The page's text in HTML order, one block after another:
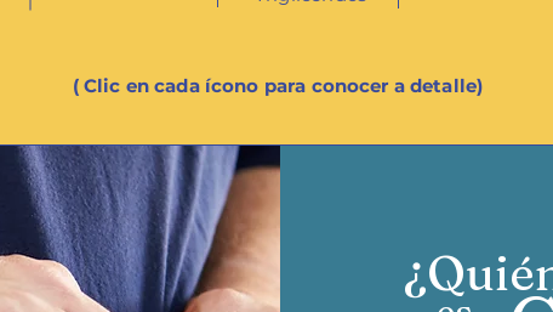
( Clic en cada ícono para conocer a detalle)